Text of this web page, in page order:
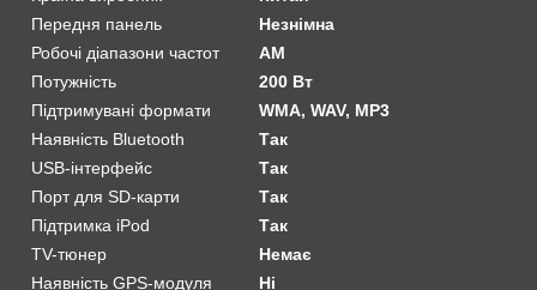
Передня панель
Незнімна
Робочі діапазони частот
AM
Потужність
200 Вт
Підтримувані формати
WMA, WAV, MP3
Наявність Bluetooth
Так
USB-інтерфейс
Так
Порт для SD-карти
Так
Підтримка iPod
Так
TV-тюнер
Немає
Наявність GPS-модуля
Ні